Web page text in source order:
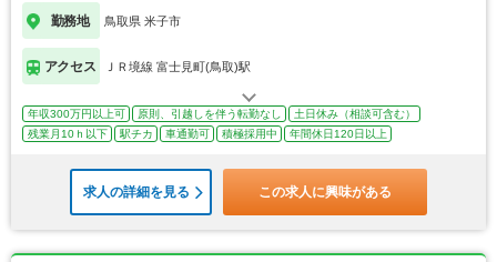
勤務地 鳥取県 米子市
アクセス ＪＲ境線 富士見町(鳥取)駅
年収300万円以上可 原則、引越しを伴う転勤なし
土日休み（相談可含む）
残業月10ｈ以下
駅チカ 車通勤可 積極採用中 年間休日120日以上
求人の詳細を見る この求人に興味がある